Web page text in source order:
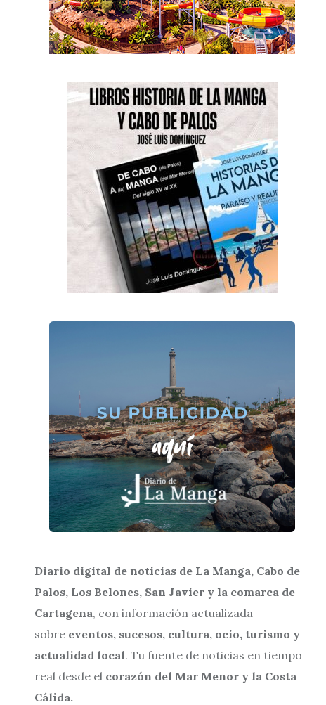
Diario digital de noticias de La Manga, Cabo de
Palos, Los Belones, San Javier y la comarca de
Cartagena, con información actualizada
sobre eventos, sucesos, cultura, ocio, turismo y
actualidad local. Tu fuente de noticias en tiempo
real desde el corazón del Mar Menor y la Costa
Cálida.